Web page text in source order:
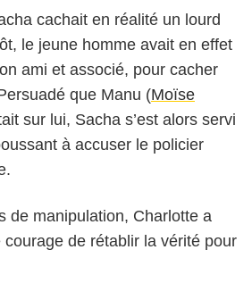
cachait en réalité un lourd
le jeune homme avait en effet
ami et associé, pour cacher
que Manu (Moïse
sur lui, Sacha s’est alors servi
à accuser le policier
de manipulation, Charlotte a
de rétablir la vérité pour